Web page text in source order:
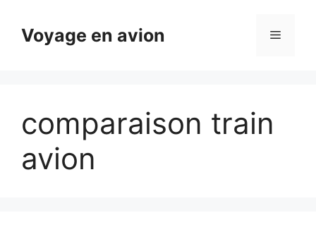
contenuVoyage en avion Menu
comparaison train
avion